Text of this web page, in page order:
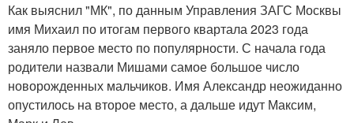
Как выяснил "МК", по данным Управления ЗАГС Москвы
имя Михаил по итогам первого квартала 2023 года
заняло первое место по популярности. С начала года
родители назвали Мишами самое большое число
новорожденных мальчиков. Имя Александр неожиданно
опустилось на второе место, а дальше идут Максим,